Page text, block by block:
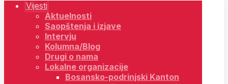
Vijesti
Aktuelnosti
Saopštenja i izjave
Intervju
Kolumna/Blog
Drugi o nama
Lokalne organizacije
Bosansko-podrinjski Kanton